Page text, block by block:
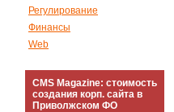
Регулирование
Финансы
Web
CMS Magazine: стоимость
создания корп. сайта в
Приволжском ФО